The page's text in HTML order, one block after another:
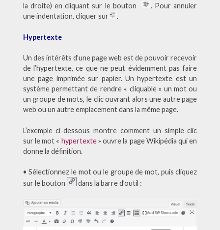
la droite) en cliquant sur le bouton
. Pour annuler
une indentation, cliquer sur
.
Hypertexte
Un des intérêts d’une page web est de pouvoir recevoir
de l’hypertexte, ce que ne peut évidemment pas faire
une page imprimée sur papier. Un hypertexte est un
système permettant de rendre « cliquable » un mot ou
un groupe de mots, le clic ouvrant alors une autre page
web ou un autre emplacement dans la même page.
L’exemple ci-dessous montre comment un simple clic
sur le mot « hypertexte» ouvre la page Wikipédia qui en
donne la définition.
• Sélectionnez le mot ou le groupe de mot, puis cliquez
sur le bouton
dans la barre d’outil :